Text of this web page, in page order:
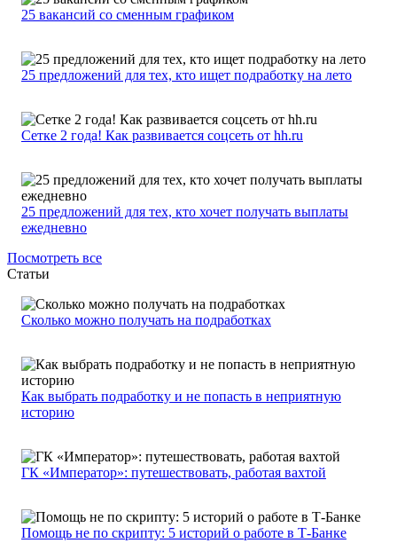
25 вакансий со сменным графиком
25 предложений для тех, кто ищет подработку на лето
Сетке 2 года! Как развивается соцсеть от hh.ru
25 предложений для тех, кто хочет получать выплаты
ежедневно
Посмотреть все
Статьи
Сколько можно получать на подработках
Как выбрать подработку и не попасть в неприятную
историю
ГК «Император»: путешествовать, работая вахтой
Помощь не по скрипту: 5 историй о работе в Т-Банке